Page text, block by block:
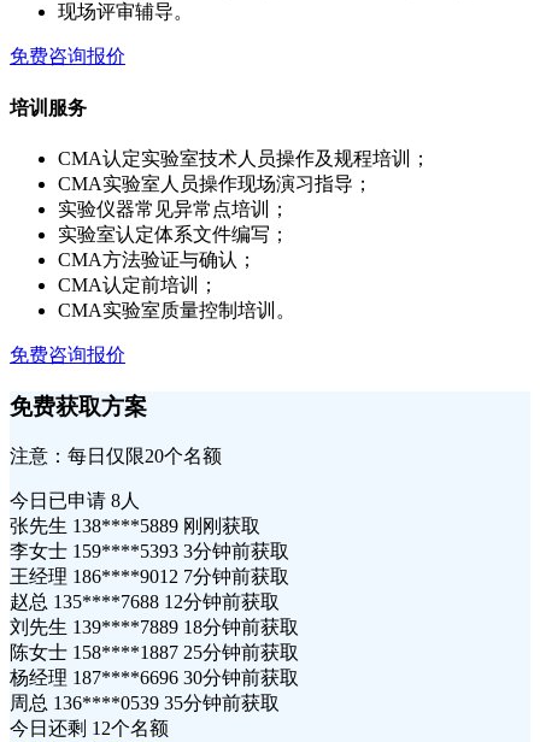
现场评审辅导。
免费咨询报价
培训服务
CMA认定实验室技术人员操作及规程培训；
CMA实验室人员操作现场演习指导；
实验仪器常见异常点培训；
实验室认定体系文件编写；
CMA方法验证与确认；
CMA认定前培训；
CMA实验室质量控制培训。
免费咨询报价
免费获取方案
注意：每日仅限20个名额
今日已申请 8人
张先生 138****5889 刚刚获取
李女士 159****5393 3分钟前获取
王经理 186****9012 7分钟前获取
赵总 135****7688 12分钟前获取
刘先生 139****7889 18分钟前获取
陈女士 158****1887 25分钟前获取
杨经理 187****6696 30分钟前获取
周总 136****0539 35分钟前获取
今日还剩 12个名额